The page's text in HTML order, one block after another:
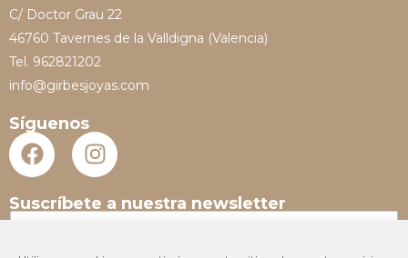
C/ Doctor Grau 22
46760 Tavernes de la Valldigna (Valencia)
Tel. 962821202
info@girbesjoyas.com
Síguenos
Suscríbete a nuestra newsletter
N